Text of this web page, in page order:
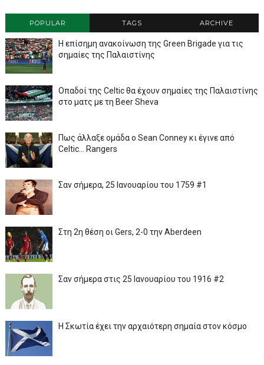
POPULAR TAGS ARCHIVE
Η επίσημη ανακοίνωση της Green Brigade για τις
σημαίες της Παλαιστίνης
Οπαδοί της Celtic θα έχουν σημαίες της Παλαιστίνης
στο ματς με τη Beer Sheva
Πως άλλαξε ομάδα ο Sean Conney κι έγινε από
Celtic... Rangers
Σαν σήμερα, 25 Ιανουαρίου του 1759 #1
Στη 2η θέση οι Gers, 2-0 την Aberdeen
Σαν σήμερα στις 25 Ιανουαρίου του 1916 #2
Η Σκωτία έχει την αρχαιότερη σημαία στον κόσμο